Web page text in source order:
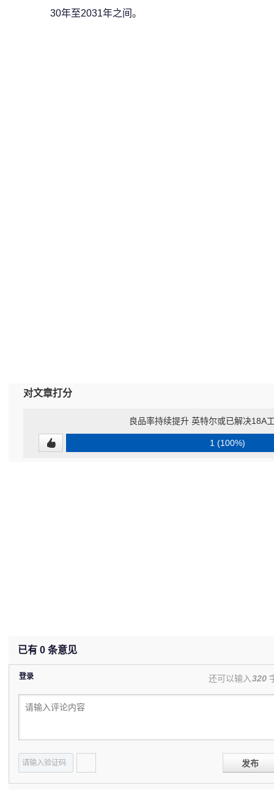
30年至2031年之间。
对文章打分
良品率持续提升 英特尔或已解决18A
1 (100%)
已有 0 条意见
登录 还可以输入320
发布